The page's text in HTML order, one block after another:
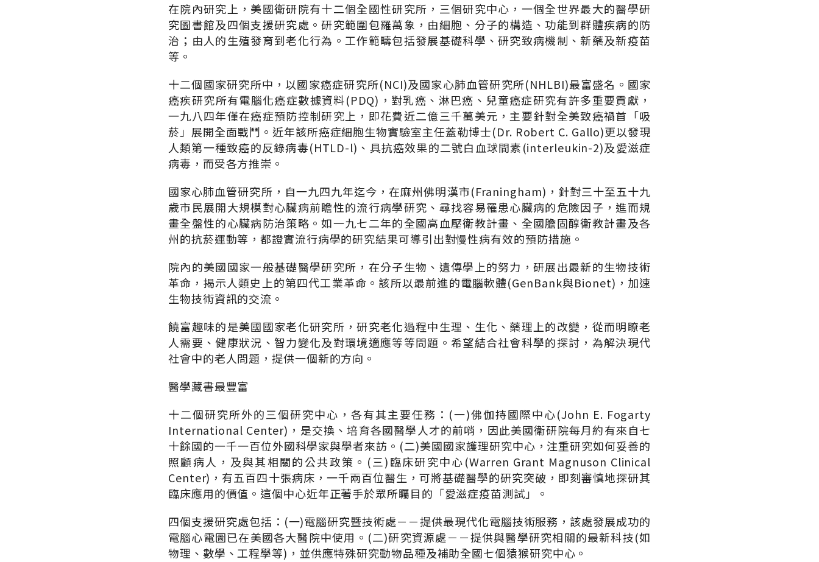
在院內研究上，美國衛研院有十二個全國性研究所，三個研究中心，一個全世界最大的醫學研
究圖書館及四個支援研究處。研究範圍包羅萬象，由細胞、分子的構造、功能到群體疾病的防
治；由人的生殖發育到老化行為。工作範疇包括發展基礎科學、研究致病機制、新藥及新疫苗
等。
十二個國家研究所中，以國家癌症研究所(NCI)及國家心肺血管研究所(NHLBI)最富盛名。國家
癌疾研究所有電腦化癌症數據資料(PDQ)，對乳癌、淋巴癌、兒童癌症研究有許多重要貢獻，
一九八四年僅在癌症預防控制研究上，即花費近二億三千萬美元，主要針對全美致癌禍首「吸
菸」展開全面戰鬥。近年該所癌症細胞生物實驗室主任蓋勒博士(Dr. Robert C. Gallo)更以發現
人類第一種致癌的反錄病毒(HTLD-l)、具抗癌效果的二號白血球間素(interleukin-2)及愛滋症
病毒，而受各方推崇。
國家心肺血管研究所，自一九四九年迄今，在麻州佛明漢市(Franingham)，針對三十至五十九
歲市民展開大規模對心臟病前瞻性的流行病學研究、尋找容易罹患心臟病的危險因子，進而規
畫全盤性的心臟病防治策略。如一九七二年的全國高血壓衛教計畫、全國膽固醇衛教計畫及各
州的抗菸運動等，都證實流行病學的研究結果可導引出對慢性病有效的預防措施。
院內的美國國家一般基礎醫學研究所，在分子生物、遺傳學上的努力，研展出最新的生物技術
革命，揭示人類史上的第四代工業革命。該所以最前進的電腦軟體(GenBank與Bionet)，加速
生物技術資訊的交流。
饒富趣味的是美國國家老化研究所，研究老化過程中生理、生化、藥理上的改變，從而明瞭老
人需要、健康狀況、智力變化及對環境適應等等問題。希望結合社會科學的探討，為解決現代
社會中的老人問題，提供一個新的方向。
醫學藏書最豐富
十二個研究所外的三個研究中心，各有其主要任務：(一)佛伽持國際中心(John E. Fogarty
International Center)，是交換、培育各國醫學人才的前哨，因此美國衛研院每月約有來自七
十餘國的一千一百位外國科學家與學者來訪。(二)美國國家護理研究中心，注重研究如何妥善的
照顧病人，及與其相關的公共政策。(三)臨床研究中心(Warren Grant Magnuson Clinical
Center)，有五百四十張病床，一千兩百位醫生，可將基礎醫學的研究突破，即刻審慎地探研其
臨床應用的價值。這個中心近年正著手於眾所矚目的「愛滋症疫苗測試」。
四個支援研究處包括：(一)電腦研究暨技術處－－提供最現代化電腦技術服務，該處發展成功的
電腦心電圖已在美國各大醫院中使用。(二)研究資源處－－提供與醫學研究相關的最新科技(如
物理、數學、工程學等)，並供應特殊研究動物品種及補助全國七個猿猴研究中心。